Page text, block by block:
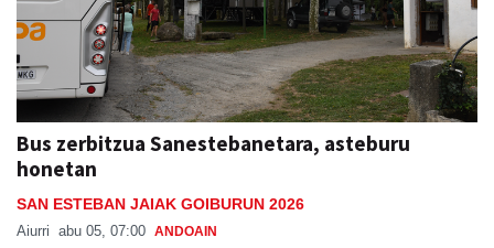
Bus zerbitzua Sanestebanetara, asteburu
honetan
SAN ESTEBAN JAIAK GOIBURUN 2026
Aiurri abu 05, 07:00 ANDOAIN